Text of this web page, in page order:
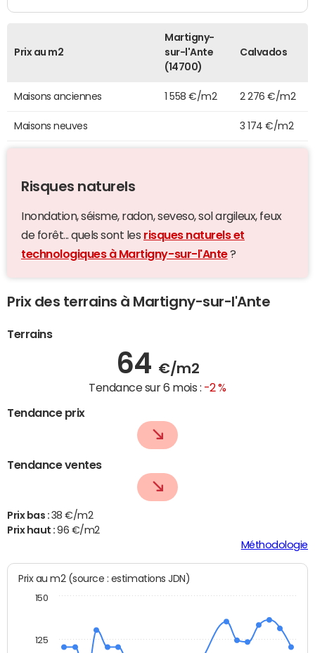
Prix au m2
Martigny-
sur-l'Ante
(14700)
Calvados
Maisons anciennes 1 558 €/m2 2 276 €/m2
Maisons neuves 3 174 €/m2
Risques naturels
Inondation, séisme, radon, seveso, sol argileux, feux
de forêt... quels sont les risques naturels et
technologiques à Martigny-sur-l'Ante?
Prix des terrains à Martigny-sur-l'Ante
Terrains
64 €/m2
Tendance sur 6 mois : -2 %
Tendance prix
Tendance ventes
Prix bas : 38 €/m2
Prix haut :96 €/m2
Méthodologie
Prix au m2 (source : estimations JDN)
125
150